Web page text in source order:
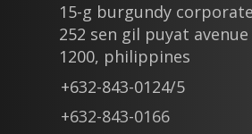
15-g burgundy
252 sen gil puyat
1200, philippines
+632-843-0124/5
+632-843-0166